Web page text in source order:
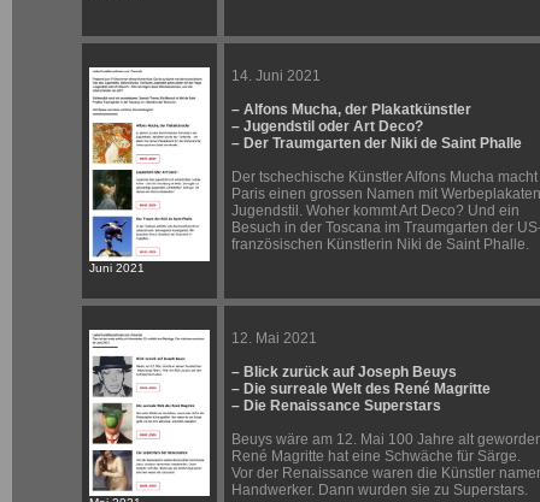
Juni 2021
14. Juni 2021
– Alfons Mucha, der Plakatkünstler
– Jugendstil oder Art Deco?
– Der Traumgarten der Niki de Saint Phalle
Der tschechische Künstler Alfons Mucha
Paris einen grossen Namen mit
Jugendstil. Woher kommt Art Deco? Und ein
Besuch in der Toscana im Traumgarten der
französischen Künstlerin Niki de Saint Phalle.
12. Mai 2021
– Blick zurück auf Joseph Beuys
– Die surreale Welt des René Magritte
– Die Renaissance Superstars
Beuys wäre am 12. Mai 100 Jahre alt
René Magritte hat eine Schwäche für Särge.
Vor der Renaissance waren die Künstler
Handwerker. Dann wurden sie zu Superstars.